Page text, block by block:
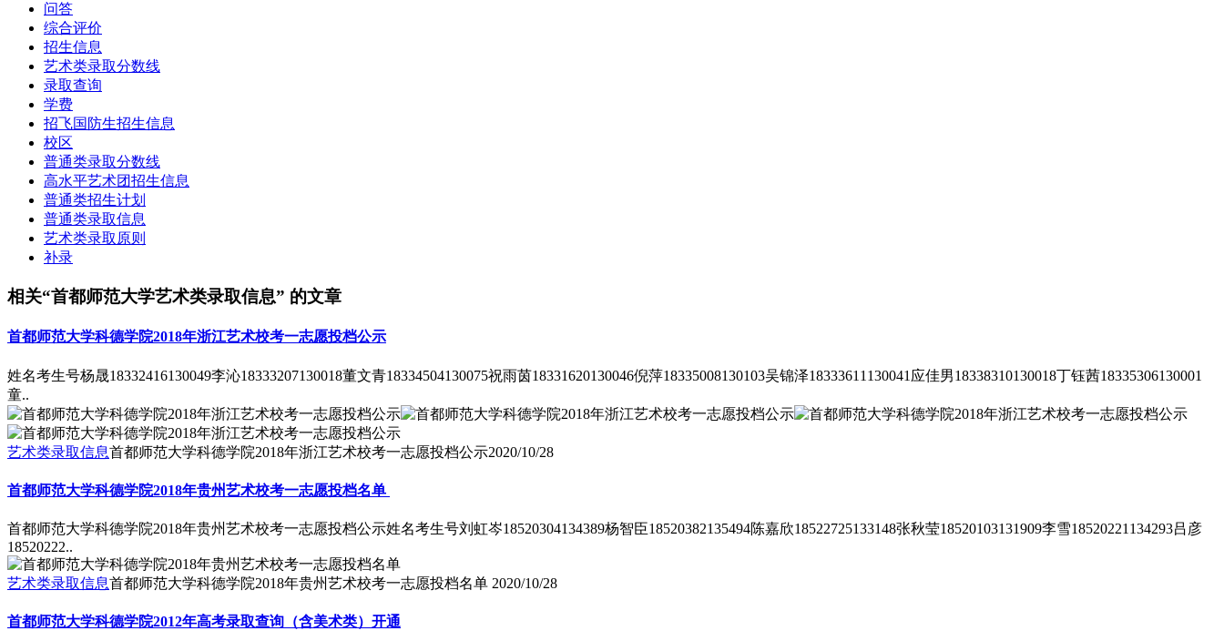
问答
综合评价
招生信息
艺术类录取分数线
录取查询
学费
招飞国防生招生信息
校区
普通类录取分数线
高水平艺术团招生信息
普通类招生计划
普通类录取信息
艺术类录取原则
补录
相关“首都师范大学艺术类录取信息” 的文章
首都师范大学科德学院2018年浙江艺术校考一志愿投档公示
姓名考生号杨晟18332416130049李沁18333207130018董文青18334504130075祝雨茵18331620130046倪萍18335008130103吴锦泽18333611130041应佳男18338310130018丁钰茜18335306130001
童..
艺术类录取信息首都师范大学科德学院2018年浙江艺术校考一志愿投档公示2020/10/28
首都师范大学科德学院2018年贵州艺术校考一志愿投档名单
首都师范大学科德学院2018年贵州艺术校考一志愿投档公示姓名考生号刘虹岑18520304134389杨智臣18520382135494陈嘉欣18522725133148张秋莹18520103131909李雪18520221134293吕彦
18520222..
艺术类录取信息首都师范大学科德学院2018年贵州艺术校考一志愿投档名单 2020/10/28
首都师范大学科德学院2012年高考录取查询（含美术类）开通